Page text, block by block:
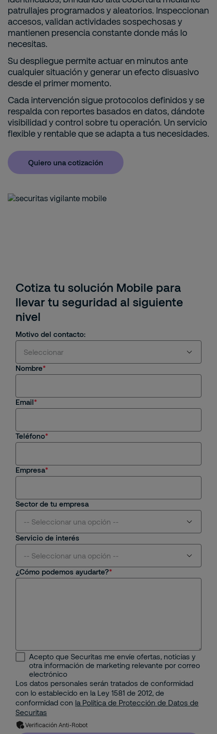
patrullajes programados y aleatorios. Inspeccionan
accesos, validan actividades sospechosas y
mantienen presencia constante donde más lo
necesitas.
Su despliegue permite actuar en minutos ante
cualquier situación y generar un efecto disuasivo
desde el primer momento.
Cada intervención sigue protocolos definidos y se
respalda con reportes basados en datos, dándote
visibilidad y control sobre tu operación. Un servicio
flexible y rentable que se adapta a tus necesidades.
Quiero una cotización
Cotiza tu solución Mobile para
llevar tu seguridad al siguiente
nivel
Motivo del contacto:
Seleccionar
Estoy interesado en una oportunidad de empleo
Nombre
Email
Teléfono
Empresa
Sector de tu empresa
-- Seleccionar una opción --
Centros Comerciales y Retail
Minería e Hidrocarburos
Portuario
Property
Residencial
Servicio de interés
-- Seleccionar una opción --
Seguridad Mobile
Seguridad Electrónica
Gestión Corporativa del Riesgo
Solución de Seguridad: Integración de 2 o más
Servicios con Tecnología
¿Cómo podemos ayudarte?
Acepto que Securitas me envíe ofertas, noticias y
otra información de marketing relevante por correo
electrónico
Los datos personales serán tratados de conformidad
con lo establecido en la Ley 1581 de 2012, de
conformidad con la Política de Protección de Datos de
Securitas
Verificación Anti-Robot